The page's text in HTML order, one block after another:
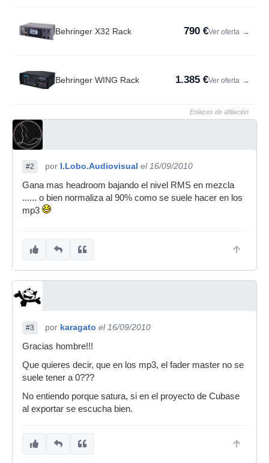
Behringer X32 Rack 790 €Ver oferta →
Behringer WING Rack 1.385 €Ver oferta →
Enlaces de afiliación
#2 por I.Lobo.Audiovisual el 16/09/2010
Gana mas headroom bajando el nivel RMS en mezcla
...... o bien normaliza al 90% como se suele hacer en los
mp3
#3 por karagato el 16/09/2010
Gracias hombre!!!
Que quieres decir, que en los mp3, el fader master no se
suele tener a 0???
No entiendo porque satura, si en el proyecto de Cubase
al exportar se escucha bien.